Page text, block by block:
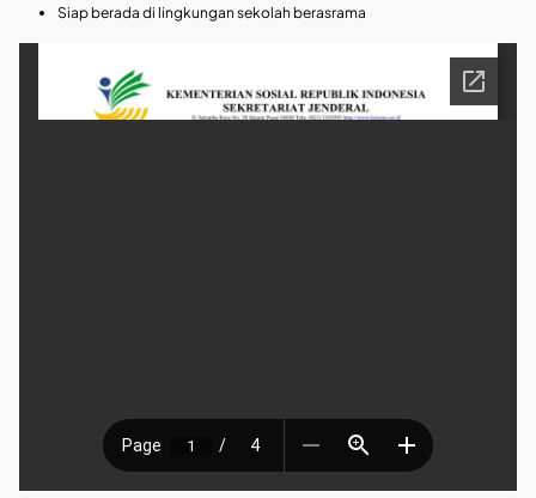
Siap berada di lingkungan sekolah berasrama